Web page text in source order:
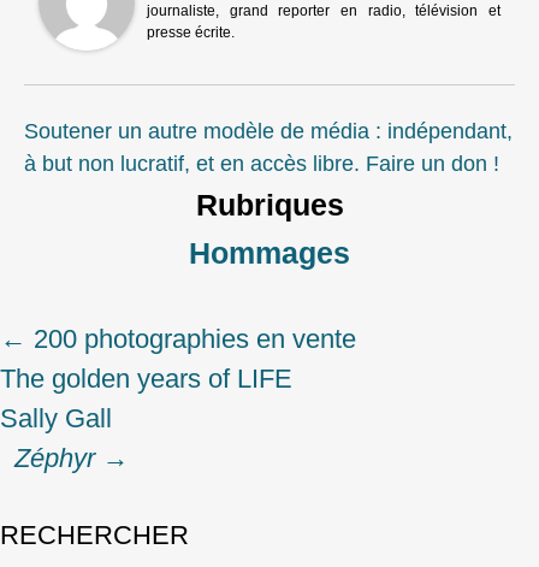
journaliste, grand reporter en radio, télévision et
presse écrite.
Soutener un autre modèle de média : indépendant,
à but non lucratif, et en accès libre. Faire un don !
Rubriques
Hommages
Post
navigation
← 200 photographies en vente
The golden years of LIFE
Sally Gall
Zéphyr →
RECHERCHER